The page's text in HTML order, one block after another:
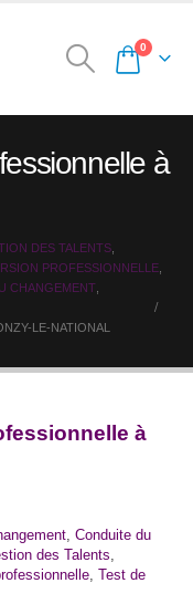
0
à
DES TALENTS
PROFESSIONNELLE
CHANGEMENT
LE-NATIONAL
à
, Conduite du
des Talents
Test de